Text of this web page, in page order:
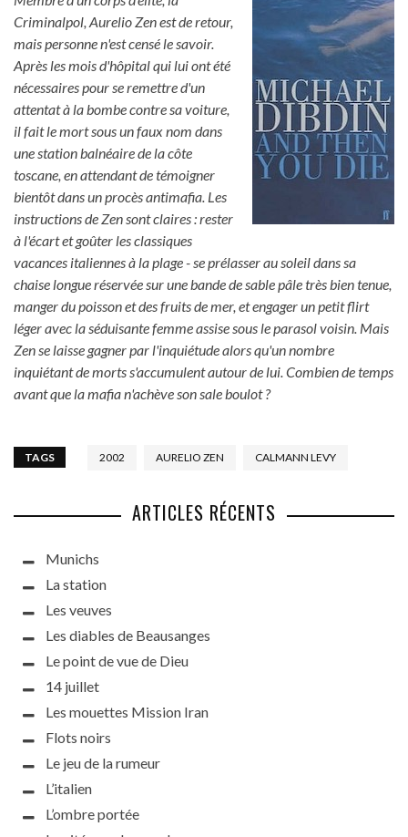
Criminalpol, Aurelio Zen est de retour,
mais personne n'est censé le savoir.
Après les mois d'hôpital qui lui ont été
nécessaires pour se remettre d'un
attentat à la bombe contre sa voiture,
il fait le mort sous un faux nom dans
une station balnéaire de la côte
toscane, en attendant de témoigner
bientôt dans un procès antimafia. Les
instructions de Zen sont claires : rester
à l'écart et goûter les classiques
vacances italiennes à la plage - se prélasser au soleil dans sa
chaise longue réservée sur une bande de sable pâle très bien tenue,
manger du poisson et des fruits de mer, et engager un petit flirt
léger avec la séduisante femme assise sous le parasol voisin. Mais
Zen se laisse gagner par l'inquiétude alors qu'un nombre
inquiétant de morts s'accumulent autour de lui. Combien de temps
avant que la mafia n'achève son sale boulot ?
TAGS 2002 AURELIO ZEN CALMANN LEVY
ARTICLES RÉCENTS
Munichs
La station
Les veuves
Les diables de Beausanges
Le point de vue de Dieu
14 juillet
Les mouettes Mission Iran
Flots noirs
Le jeu de la rumeur
L’italien
L’ombre portée